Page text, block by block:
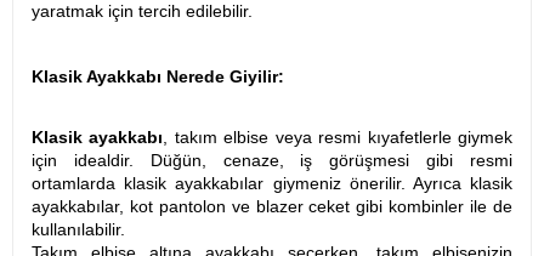
yaratmak için tercih edilebilir.
Klasik Ayakkabı Nerede Giyilir:
Klasik ayakkabı, takım elbise veya resmi kıyafetlerle giymek
için idealdir. Düğün, cenaze, iş görüşmesi gibi resmi
ortamlarda klasik ayakkabılar giymeniz önerilir. Ayrıca klasik
ayakkabılar, kot pantolon ve blazer ceket gibi kombinler ile de
kullanılabilir.